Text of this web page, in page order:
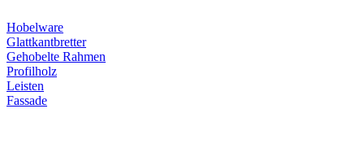
Hobelware
Glattkantbretter
Gehobelte Rahmen
Profilholz
Leisten
Fassade